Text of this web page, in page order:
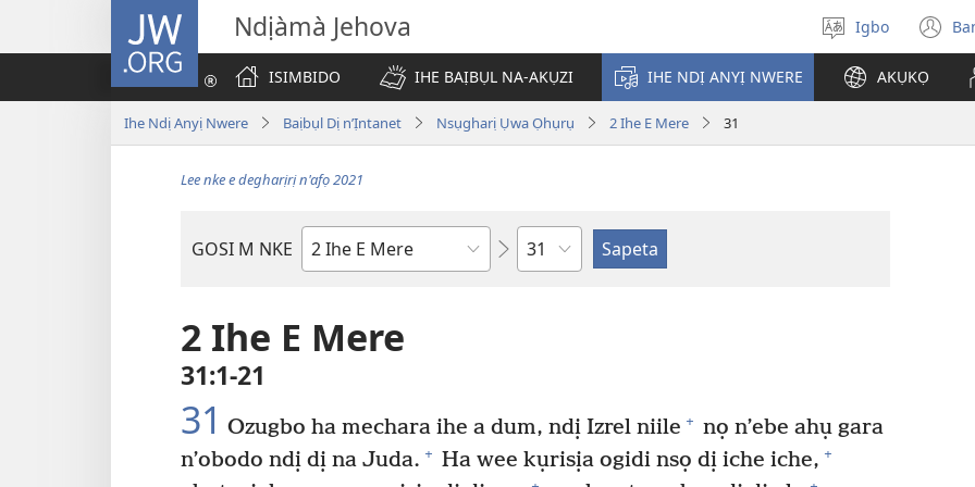
JW.ORG Ndịàmà Jehova
Họrọ
asụsụ
Igbo
gị
ị
ISIMBIDO
IHE BAỊBỤL NA-AKỤZI IHE NDỊ ANYỊ NWERE AKỤKỌ
Ihe Ndị Anyị Nwere Baịbụl Dị n’Ịntanet Nsụgharị Ụwa Ọhụrụ 2 Ihe E Mere 31
Lee nke e degharịrị n'afọ 2021
GOSI M NKE
Akwụkwọ
Isiokwu
2 Ihe E Mere
31:1-21
31 Ozugbo ha mechara ihe a dum, ndị Izrel niile + nọ n’ebe ahụ gara
n’obodo ndị dị na Juda. + Ha wee kụrisịa ogidi nsọ dị iche iche, +